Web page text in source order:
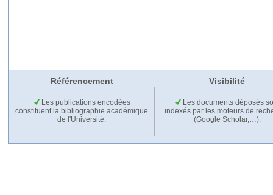
Référencement Visibilité
Les publications encodées
constituent la bibliographie académique
de l'Université.
Les documents déposés
indexés par les moteurs de
(Google Scholar,…).